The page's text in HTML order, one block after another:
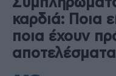
καρδιά: Ποια
ποια έχουν
αποτελέσματα